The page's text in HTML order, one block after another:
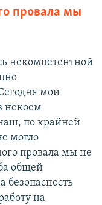
провала мы
некомпетентной
мои
некоем
по крайней
могло
провала мы не
общей
безопасность
на